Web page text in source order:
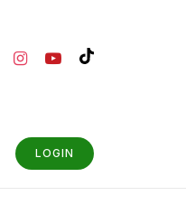
LOGIN